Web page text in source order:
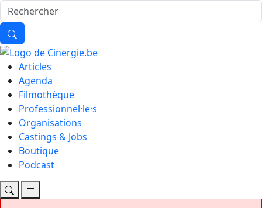
Articles
Agenda
Filmothèque
Professionnel·le·s
Organisations
Castings & Jobs
Boutique
Podcast